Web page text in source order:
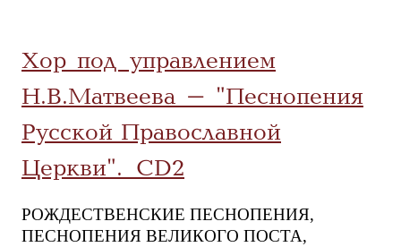
Хор под управлением
Н.В.Матвеева - "Песнопения
Русской Православной
Церкви". CD2
РОЖДЕСТВЕНСКИЕ ПЕСНОПЕНИЯ,
ПЕСНОПЕНИЯ ВЕЛИКОГО ПОСТА,